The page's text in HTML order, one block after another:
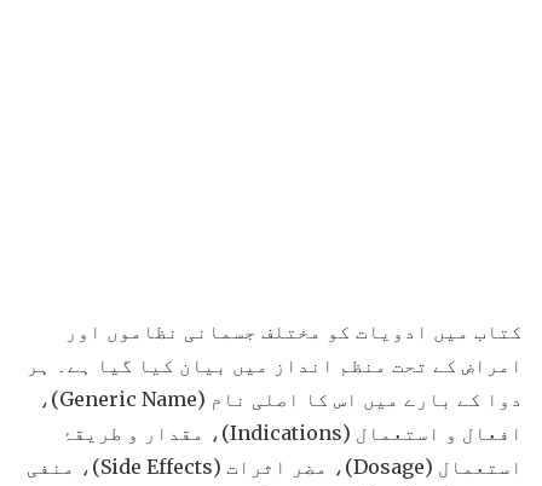
کتاب میں ادویات کو مختلف جسمانی نظاموں اور
امراض کے تحت منظم انداز میں بیان کیا گیا ہے۔ ہر
دوا کے بارے میں اس کا اصلی نام (Generic Name)،
افعال و استعمال (Indications)، مقدار و طریقۂ
استعمال (Dosage)، مضر اثرات (Side Effects)، منفی